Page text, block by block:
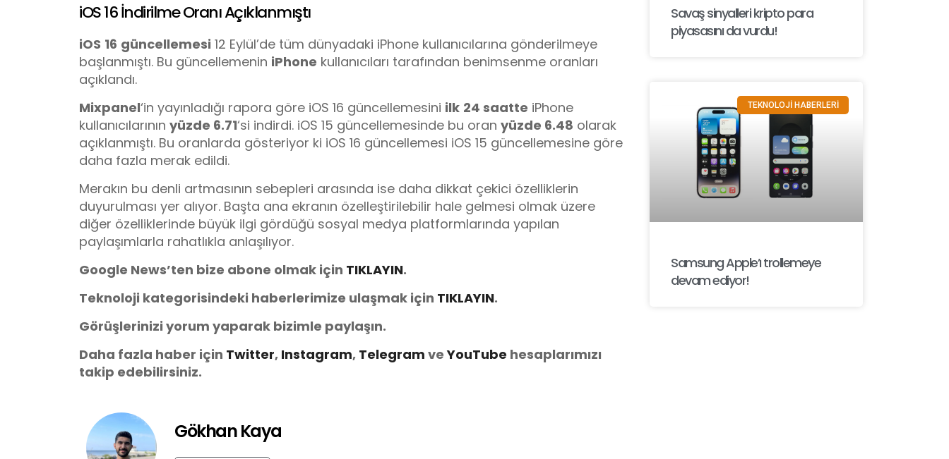
iOS 16 İndirilme Oranı Açıklanmıştı
iOS 16 güncellemesi 12 Eylül’de tüm dünyadaki iPhone kullanıcılarına gönderilmeye
başlanmıştı. Bu güncellemenin iPhone kullanıcıları tarafından benimsenme oranları
açıklandı.
Mixpanel‘in yayınladığı rapora göre iOS 16 güncellemesini ilk 24 saatte iPhone
kullanıcılarının yüzde 6.71‘si indirdi. iOS 15 güncellemesinde bu oran yüzde 6.48 olarak
açıklanmıştı. Bu oranlarda gösteriyor ki iOS 16 güncellemesi iOS 15 güncellemesine göre
daha fazla merak edildi.
Merakın bu denli artmasının sebepleri arasında ise daha dikkat çekici özelliklerin
duyurulması yer alıyor. Başta ana ekranın özelleştirilebilir hale gelmesi olmak üzere
diğer özelliklerinde büyük ilgi gördüğü sosyal medya platformlarında yapılan
paylaşımlarla rahatlıkla anlaşılıyor.
Google News’ten bize abone olmak için TIKLAYIN.
Teknoloji kategorisindeki haberlerimize ulaşmak için TIKLAYIN.
Görüşlerinizi yorum yaparak bizimle paylaşın.
Daha fazla haber için Twitter, Instagram, Telegram veYouTube hesaplarımızı
takip edebilirsiniz.
Gökhan Kaya
Savaş sinyalleri kripto para
piyasasını da vurdu!
TEKNOLOJİ HABERLERİ
Samsung Apple’ı trollemeye
devam ediyor!